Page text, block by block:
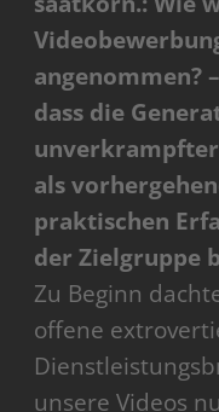
angenommen?
dass die
als
praktischen
der Zielgruppe
Zu Beginn
offene
unsere Videos